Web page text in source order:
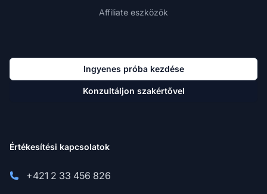
Affiliate eszközök
Ingyenes próba kezdése
Konzultáljon szakértővel
Értékesítési kapcsolatok
+421 2 33 456 826